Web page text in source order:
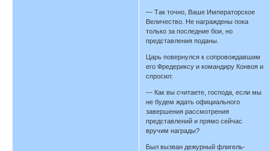
— Так точно, Ваше Императорское
Величество. Не награждены пока
только за последние бои, но
представления поданы.
Царь повернулся к сопровождавшим
его Фредериксу и командиру Конвоя и
спросил:
— Как вы считаете, господа, если мы
не будем ждать официального
завершения рассмотрения
представлений и прямо сейчас
вручим награды?
Был вызван дежурный флигель-